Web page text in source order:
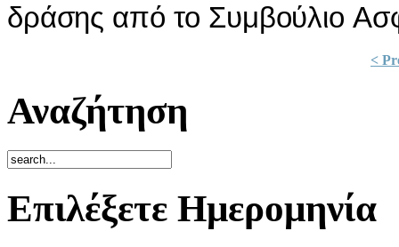
δράσης από τo Συμβoύλιo
<
Αναζήτηση
Επιλέξετε Ημερομηνία